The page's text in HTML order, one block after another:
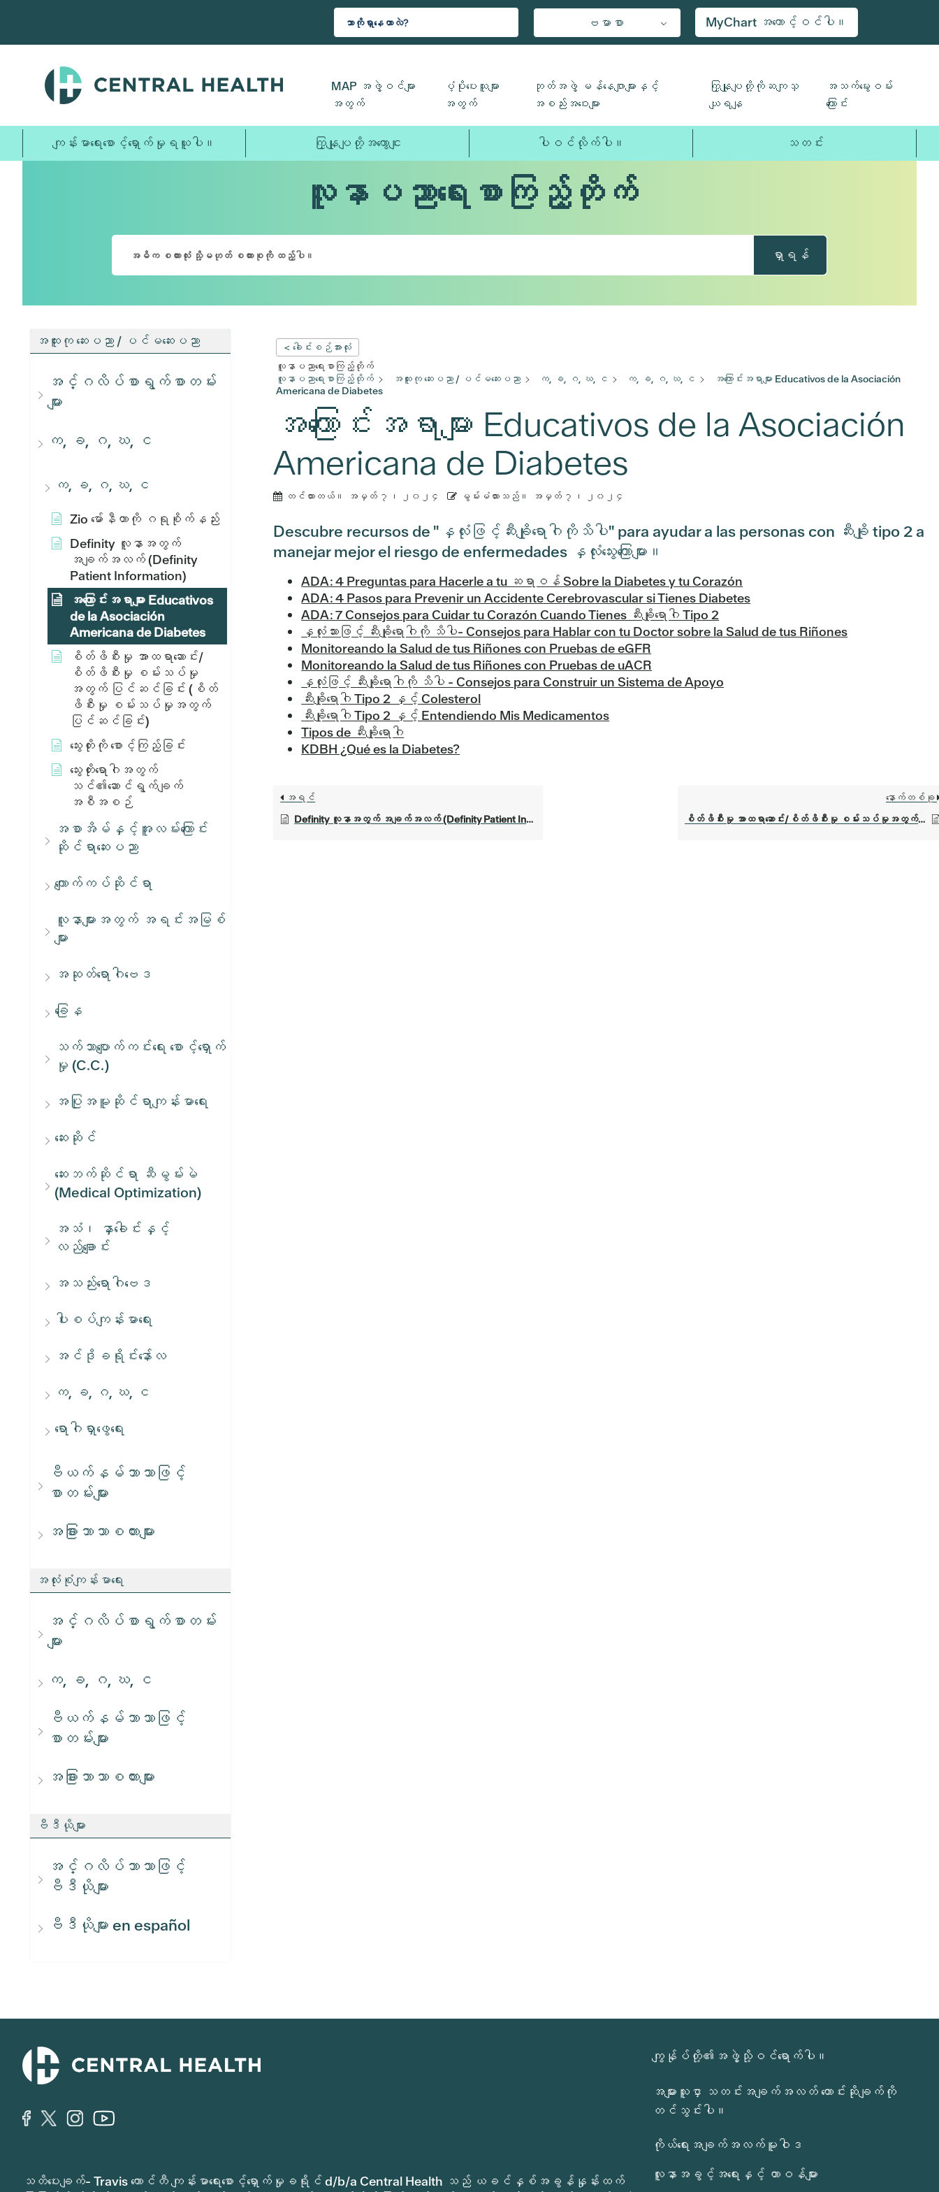
သို့
ပါ။
ဗမာစာ MyChart အကောင့်ဝင်ပါ။
MAP အဖွဲ့ဝင်များ
အတွက်
ပံ့ပိုးပေးသူများ
အတွက်
ဘုတ်အဖွဲ့ မန်နေဂျာများနှင့်
အစည်းအဝေးများ
ကြှနျုပျတို့ကိုဆကျသှ
ယျရနျ
အသက်မွေးဝမ်း
ကြောင်း
ကျန်းမာရေးစောင့်ရှောက်မှုရယူပါ။ ကြှနျုပျတို့အကွောငျး ပါဝင်လိုက်ပါ။ သတင်း
လူနာပညာရေးစာကြည့်တိုက်
ရှာရန်
အထူးကု ဆေးပညာ / ပင်မဆေးပညာ
အင်္ဂလိပ်စာရွက်စာတမ်း
များ
က, ခ, ဂ, ဃ, င
က, ခ, ဂ, ဃ, င
Zio မော်နီတာကို ဂရုစိုက်နည်း
Definity လူနာအတွက်
အချက်အလက် (Definity
Patient Information)
အကြောင်းအရာများ Educativos
de la Asociación
Americana de Diabetes
စိတ်ဖိစီးမှု အာထရာဆောင်း/
စိတ်ဖိစီးမှု စမ်းသပ်မှု
အတွက် ပြင်ဆင်ခြင်း (စိတ်
ဖိစီးမှု စမ်းသပ်မှုအတွက်
ပြင်ဆင်ခြင်း)
သွေးတိုးကို စောင့်ကြည့်ခြင်း
သွေးတိုးရောဂါအတွက်
သင်၏ဆောင်ရွက်ချက်
အစီအစဉ်
အစာအိမ်နှင့်အူလမ်းကြောင်း
ဆိုင်ရာဆေးပညာ
ကျောက်ကပ်ဆိုင်ရာ
လူနာများအတွက် အရင်းအမြစ်
များ
အဆုတ်ရောဂါဗေဒ
ခြေန
သက်သာပျောက်ကင်းရေး စောင့်ရှောက်
မှု (C.C.)
အပြုအမူဆိုင်ရာကျန်းမာရေး
ဆေးဆိုင်
ဆေးဘက်ဆိုင်ရာ ဆီမွမ်းမဲ
(Medical Optimization)
အသံ၊ နှာခေါင်းနှင့်
လည်ချောင်း
အသည်းရောဂါဗေဒ
ပါးစပ်ကျန်းမာရေး
အင်ဒိုခရိုင်းနော်လ
က, ခ, ဂ, ဃ, င
ရောဂါရှာဖွေရေး
ဗီယက်နမ်ဘာသာဖြင့်
စာတမ်းများ
အခြားဘာသာစကားများ
အလုံးစုံကျန်းမာရေး
အင်္ဂလိပ်စာရွက်စာတမ်း
များ
က, ခ, ဂ, ဃ, င
ဗီယက်နမ်ဘာသာဖြင့်
စာတမ်းများ
အခြားဘာသာစကားများ
ဗီဒီယိုများ
အင်္ဂလိပ်ဘာသာဖြင့်
ဗီဒီယိုများ
ဗီဒီယိုများ en español
< ခေါင်းစဉ်အားလုံး
လူနာပညာရေးစာကြည့်တိုက်
လူနာပညာရေးစာကြည့်တိုက်
အထူးကု ဆေးပညာ / ပင်မဆေးပညာ က, ခ, ဂ, ဃ, င က, ခ, ဂ, ဃ, င
အကြောင်းအရာများ Educativos de la Asociación
Americana de Diabetes
အကြောင်းအရာများ Educativos de la Asociación
Americana de Diabetes
တင်ထားတယ်။ အမှတ် ၇၊ ၂၀၂၄ မွမ်းမံထားသည်။ အမှတ် ၇၊ ၂၀၂၄
Descubre recursos de "နှလုံးဖြင့်ဆီးချိုရောဂါကိုသိပါ" para ayudar a las personas con ဆီးချို tipo 2 a
manejar mejor el riesgo de enfermedades နှလုံးသွေးကြောများ။
ADA: 4 Preguntas para Hacerle a tu ဆရာဝန် Sobre la Diabetes y tu Corazón
ADA: 4 Pasos para Prevenir un Accidente Cerebrovascular si Tienes Diabetes
ADA: 7 Consejos para Cuidar tu Corazón Cuando Tienes ဆီးချိုရောဂါ Tipo 2
နှလုံးသားဖြင့် ဆီးချိုရောဂါကို သိပါ- Consejos para Hablar con tu Doctor sobre la Salud de tus Riñones
Monitoreando la Salud de tus Riñones con Pruebas de eGFR
Monitoreando la Salud de tus Riñones con Pruebas de uACR
နှလုံးဖြင့် ဆီးချိုရောဂါကို သိပါ - Consejos para Construir un Sistema de Apoyo
ဆီးချိုရောဂါ Tipo 2 နှင့် Colesterol
ဆီးချိုရောဂါ Tipo 2 နှင့် Entendiendo Mis Medicamentos
Tipos de ဆီးချိုရောဂါ
KDBH ¿Qué es la Diabetes?
အရင်
Definity လူနာအတွက် အချက်အလက် (Definity Patient Information)
နောက်တစ်ခု
စိတ်ဖိစီးမှု အာထရာဆောင်း/စိတ်ဖိစီးမှု စမ်းသပ်မှုအတွက် ပြင်ဆင်ခြင်း (စိတ်ဖိစီးမှု စမ်းသပ်မှုအတွက် ပြင်ဆင်ခြင်း)
သတိပေးချက်- Travis ကောင်တီ ကျန်းမာရေးစောင့်ရှောက်မှုခရိုင် d/b/a Central Health သည် ယခင်နှစ်အခွန်နှုန်းထက်
ကျွန်ုပ်တို့၏အဖွဲ့သို့ဝင်ရောက်ပါ။
အများသူငှာ သတင်းအချက်အလတ် တောင်းဆိုချက်ကို
တင်သွင်းပါ။
ကိုယ်ရေးအချက်အလက်မူဝါဒ
လူနာအခွင့်အရေးနှင့် တာဝန်များ